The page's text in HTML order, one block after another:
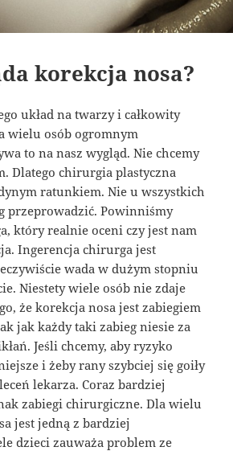
korekcja nosa?
układ na twarzy i całkowity
wielu osób ogromnym
to na nasz wygląd. Nie chcemy
Dlatego chirurgia plastyczna
ratunkiem. Nie u wszystkich
przeprowadzić. Powinniśmy
który realnie oceni czy jest nam
Ingerencja chirurga jest
wada w dużym stopniu
Niestety wiele osób nie zdaje
że korekcja nosa jest zabiegiem
jak każdy taki zabieg niesie za
Jeśli chcemy, aby ryzyko
i żeby rany szybciej się goiły
lekarza. Coraz bardziej
zabiegi chirurgiczne. Dla wielu
jest jedną z bardziej
dzieci zauważa problem ze